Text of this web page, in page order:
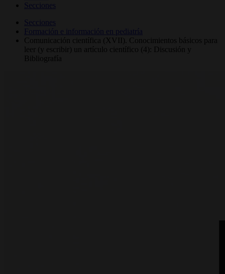
Secciones
Secciones
Formación e información en pediatría
Comunicación científica (XVII). Conocimientos básicos para
leer (y escribir) un artículo científico (4): Discusión y
Bibliografía